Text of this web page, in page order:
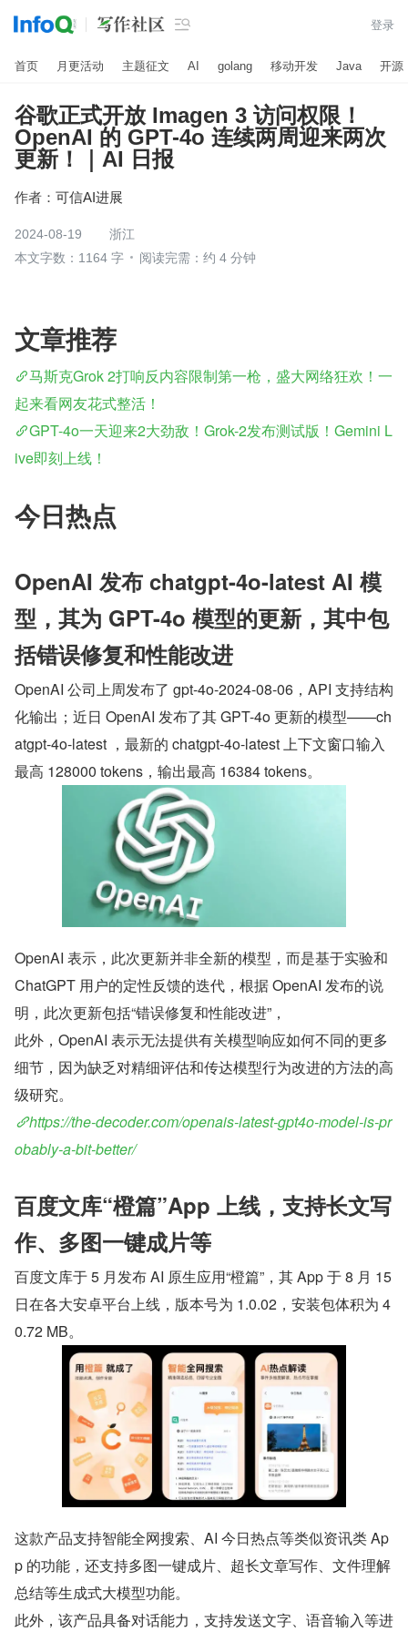
 登录
首页 月更活动 主题征文 AI golang 移动开发 Java 开源
谷歌正式开放 Imagen 3 访问权限！
OpenAI 的 GPT-4o 连续两周迎来两次
更新！｜AI 日报
作者： 可信AI进展
2024-08-19
浙江
本文字数：1164 字
阅读完需：约 4 分钟
文章推荐
马斯克Grok 2打响反内容限制第一枪，盛大网络狂欢！一
起来看网友花式整活！
GPT-4o一天迎来2大劲敌！Grok-2发布测试版！Gemini L
ive即刻上线！
今日热点
OpenAI 发布 chatgpt-4o-latest AI 模
型，其为 GPT-4o 模型的更新，其中包
括错误修复和性能改进
OpenAI 公司上周发布了 gpt-4o-2024-08-06，API 支持结构
化输出；近日 OpenAI 发布了其 GPT-4o 更新的模型——ch
atgpt-4o-latest ，最新的 chatgpt-4o-latest 上下文窗口输入
最高 128000 tokens，输出最高 16384 tokens。
OpenAI 表示，此次更新并非全新的模型，而是基于实验和
ChatGPT 用户的定性反馈的迭代，根据 OpenAI 发布的说
明，此次更新包括“错误修复和性能改进”，
此外，OpenAI 表示无法提供有关模型响应如何不同的更多
细节，因为缺乏对精细评估和传达模型行为改进的方法的高
级研究。
https://the-decoder.com/openais-latest-gpt4o-model-is-pr
obably-a-bit-better/
百度文库“橙篇”App 上线，支持长文写
作、多图一键成片等
百度文库于 5 月发布 AI 原生应用“橙篇”，其 App 于 8 月 15
日在各大安卓平台上线，版本号为 1.0.02，安装包体积为 4
0.72 MB。
这款产品支持智能全网搜索、AI 今日热点等类似资讯类 Ap
p 的功能，还支持多图一键成片、超长文章写作、文件理解
总结等生成式大模型功能。
此外，该产品具备对话能力，支持发送文字、语音输入等进